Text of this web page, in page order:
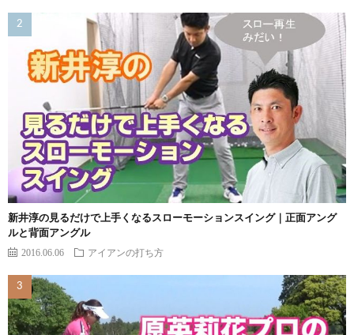
新井淳の見るだけで上手くなるスローモーションスイング｜正面アング
ルと背面アングル
2016.06.06 アイアンの打ち方